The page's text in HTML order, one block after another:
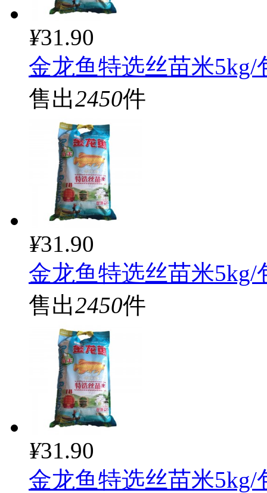
¥31.90
金龙鱼特选丝苗米5kg/
售出2450件
¥31.90
金龙鱼特选丝苗米5kg/
售出2450件
¥31.90
金龙鱼特选丝苗米5kg/